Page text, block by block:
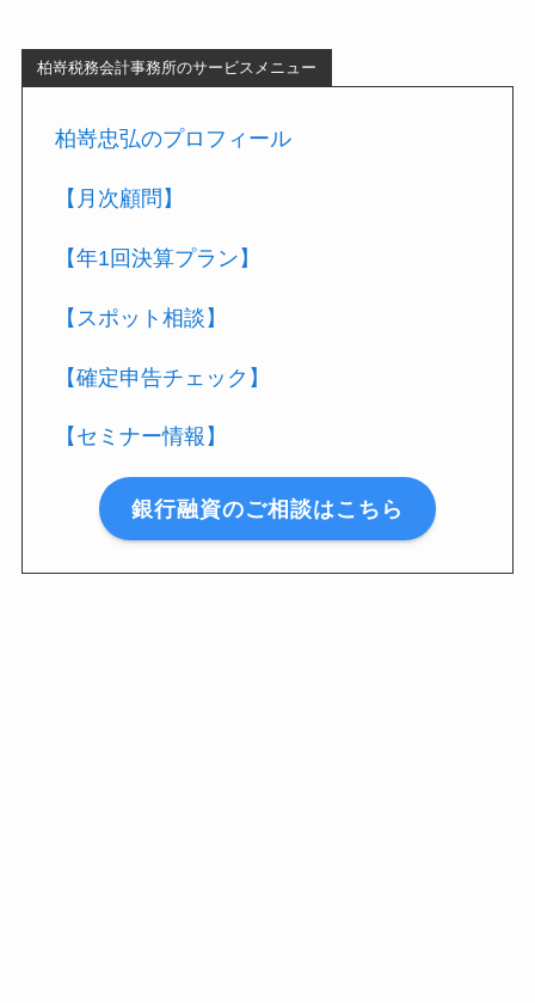
柏嵜税務会計事務所のサービスメニュー
柏嵜忠弘のプロフィール
【月次顧問】
【年1回決算プラン】
【スポット相談】
【確定申告チェック】
【セミナー情報】
銀行融資のご相談はこちら